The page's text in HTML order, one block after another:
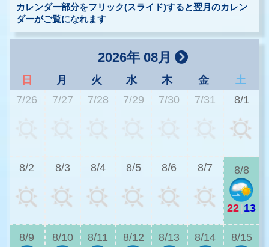
カレンダー部分をフリック(スライド)すると翌月のカレン
ダーがご覧になれます
2026年 08月
日 月 火 水 木 金
土
7/26
7/27 7/28 7/29 7/30 7/31 8/1
8/2 8/3 8/4 8/5 8/6 8/7 8/8
22|13
8/9 8/10 8/11 8/12 8/13 8/14 8/15